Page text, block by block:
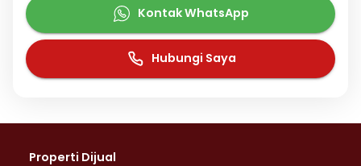
Kontak WhatsApp
Hubungi Saya
Properti Dijual